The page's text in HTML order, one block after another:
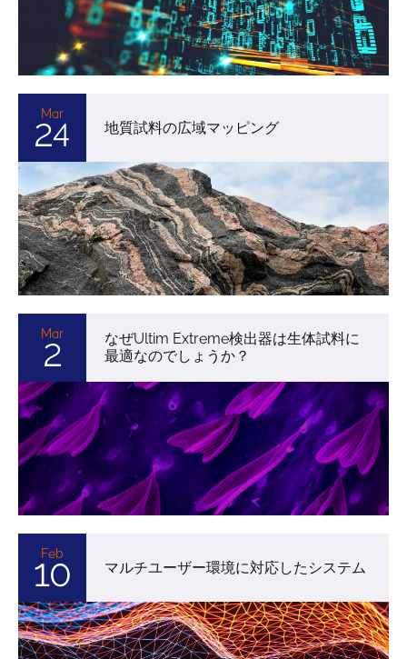
Mar
24 地質試料の広域マッピング
Mar
2
なぜUltim Extreme検出器は生体試料に
最適なのでしょうか？
Feb
10 マルチユーザー環境に対応したシステム